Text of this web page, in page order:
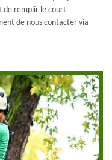
de remplir le court
de nous contacter via